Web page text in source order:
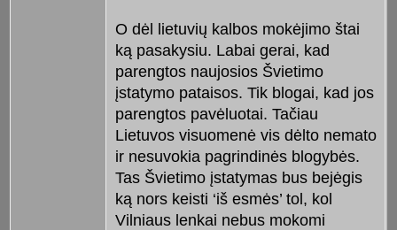
O dėl lietuvių kalbos mokėjimo štai
ką pasakysiu. Labai gerai, kad
parengtos naujosios Švietimo
įstatymo pataisos. Tik blogai, kad jos
parengtos pavėluotai. Tačiau
Lietuvos visuomenė vis dėlto nemato
ir nesuvokia pagrindinės blogybės.
Tas Švietimo įstatymas bus bejėgis
ką nors keisti ‘iš esmės’ tol, kol
Vilniaus lenkai nebus mokomi